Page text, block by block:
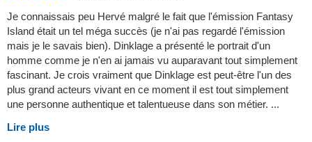
Je connaissais peu Hervé malgré le fait que l'émission Fantasy
Island était un tel méga succès (je n'ai pas regardé l'émission
mais je le savais bien). Dinklage a présenté le portrait d'un
homme comme je n'en ai jamais vu auparavant tout simplement
fascinant. Je crois vraiment que Dinklage est peut-être l'un des
plus grand acteurs vivant en ce moment il est tout simplement
une personne authentique et talentueuse dans son métier. ...
Lire plus